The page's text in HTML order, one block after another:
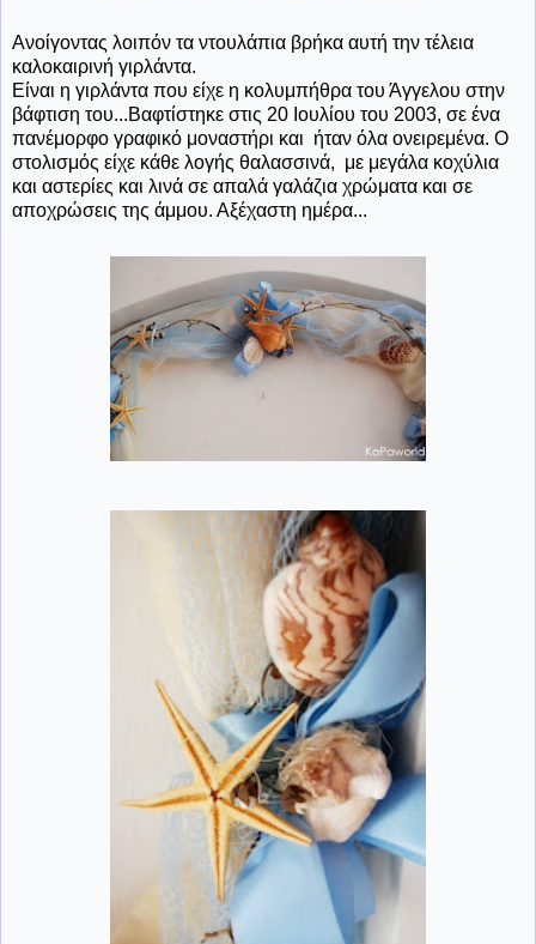
Ανοίγοντας λοιπόν τα ντουλάπια βρήκα αυτή την τέλεια
καλοκαιρινή γιρλάντα.
Είναι η γιρλάντα που είχε η κολυμπήθρα του Άγγελου στην
βάφτιση του...Βαφτίστηκε στις 20 Ιουλίου του 2003, σε ένα
πανέμορφο γραφικό μοναστήρι και ήταν όλα ονειρεμένα. Ο
στολισμός είχε κάθε λογής θαλασσινά, με μεγάλα κοχύλια
και αστερίες και λινά σε απαλά γαλάζια χρώματα και σε
αποχρώσεις της άμμου. Αξέχαστη ημέρα...